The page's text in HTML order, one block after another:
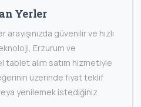
Yerler
güvenilir ve hızlı
Erzurum ve
tablet alım satım hizmetiyle
üzerinde fiyat teklif
yenilemek istediğiniz